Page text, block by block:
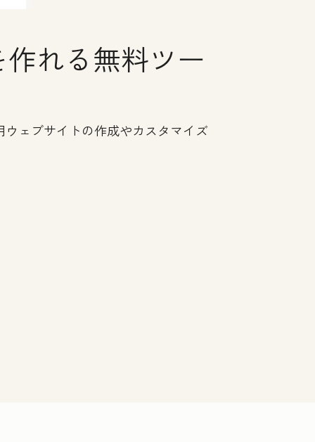
れる無料ツー
ェブサイトの作成やカスタマイズ